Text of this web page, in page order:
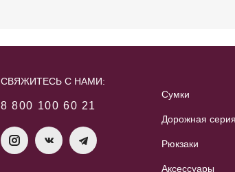
СВЯЖИТЕСЬ С НАМИ:
8 800 100 60 21
Сумки
Дорожная
Рюкзаки
Аксессуары